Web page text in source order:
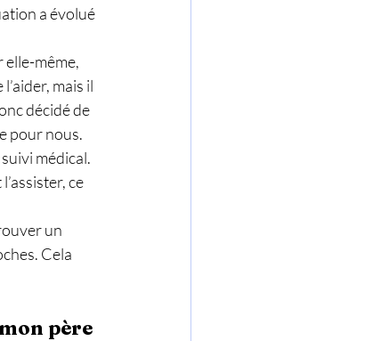
a évolué
elle-même,
mais il
décidé de
pour nous.
médical.
ce
un
Cela
père